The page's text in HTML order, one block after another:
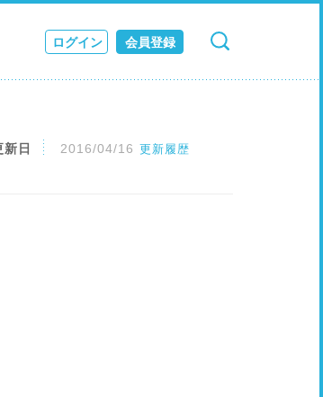
ログイン 会員登録
検索 キャンセル
日 2016/04/16 更新履歴